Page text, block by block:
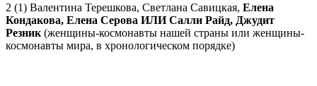
2 (1) Валентина Терешкова, Светлана Савицкая, Елена
Кондакова, Елена Серова ИЛИ Салли Райд, Джудит
Резник (женщины-космонавты нашей страны или женщины-
космонавты мира, в хронологическом порядке)